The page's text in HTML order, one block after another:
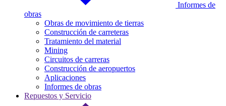
Informes de
obras
Obras de movimiento de tierras
Construcción de carreteras
Tratamiento del material
Mining
Circuitos de carreras
Construcción de aeropuertos
Aplicaciones
Informes de obras
Repuestos y Servicio